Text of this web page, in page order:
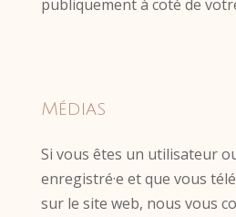
publiquement à coté de
Médias
Si vous êtes un utilisateur
enregistré·e et que vous
sur le site web, nous vous